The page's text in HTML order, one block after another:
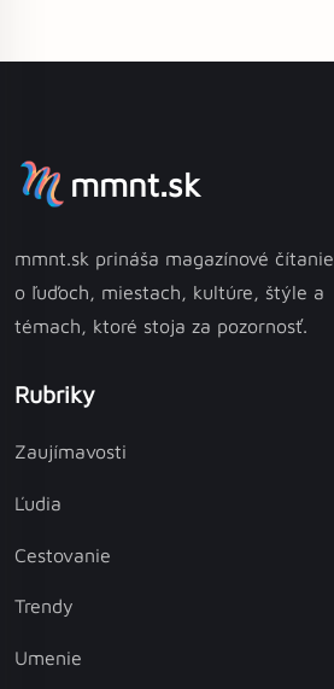
mmnt.sk
mmnt.sk prináša magazínové čítanie
o ľuďoch, miestach, kultúre, štýle a
témach, ktoré stoja za pozornosť.
Rubriky
Zaujímavosti
Ľudia
Cestovanie
Trendy
Umenie